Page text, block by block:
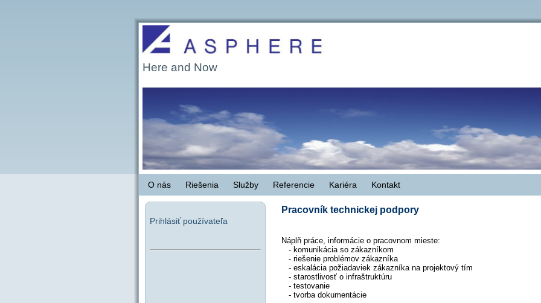
Here and Now
O nás Riešenia Služby Referencie Kariéra Kontakt
Prihlásiť používateľa
Pracovník technickej podpory
Náplň práce, informácie o pracovnom mieste:
- komunikácia so zákazníkom
- riešenie problémov zákazníka
- eskalácia požiadaviek zákazníka na projektový tím
- starostlivosť o infraštruktúru
- testovanie
- tvorba dokumentácie